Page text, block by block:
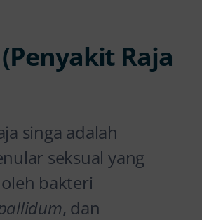
Raja
singa adalah
seksual yang
bakteri
, dan